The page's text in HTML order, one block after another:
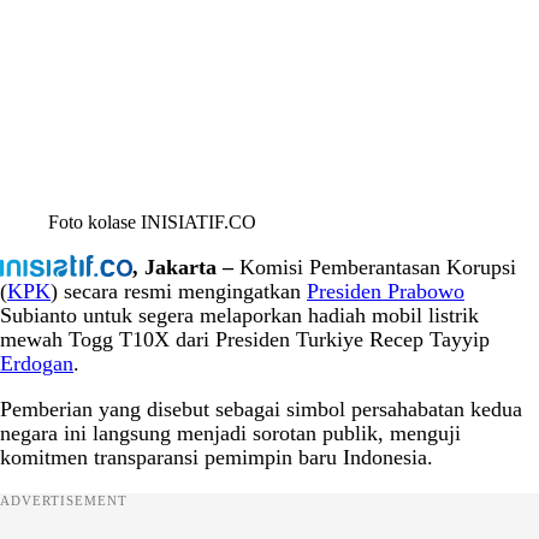
Foto kolase INISIATIF.CO
, Jakarta –Komisi Pemberantasan Korupsi
(KPK) secara resmi mengingatkan Presiden Prabowo
Subianto untuk segera melaporkan hadiah mobil listrik
mewah Togg T10X dari Presiden Turkiye Recep Tayyip
Erdogan.
Pemberian yang disebut sebagai simbol persahabatan kedua
negara ini langsung menjadi sorotan publik, menguji
komitmen transparansi pemimpin baru Indonesia.
ADVERTISEMENT